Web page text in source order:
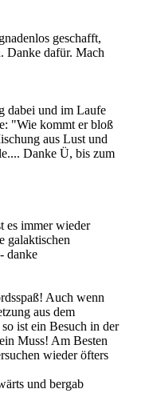
geschafft,
Danke dafür. Mach
dabei und im Laufe
"Wie kommt er bloß
aus Lust und
Danke Ü, bis zum
es immer wieder
galaktischen
danke
Auch wenn
aus dem
ist ein Besuch in der
Muss! Am Besten
wieder öfters
und bergab